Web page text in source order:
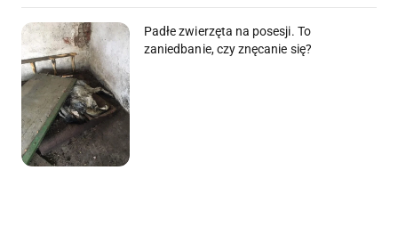
Padłe zwierzęta na posesji. To
zaniedbanie, czy znęcanie się?